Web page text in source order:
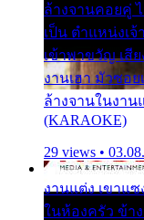
ล้างจานคอยคู่
เป็น ตำแหน่งเ
เข้าพาขวัญ เสี
งานเฮา มัวซอ
ล้างจานในงาน
(KARAOKE)
29 views •
งานแต่ง เขาแ
ในห้องครัว ข้า